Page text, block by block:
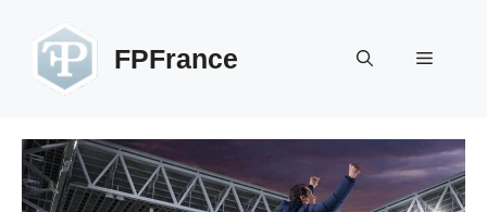
contenu
FPFrance Menu